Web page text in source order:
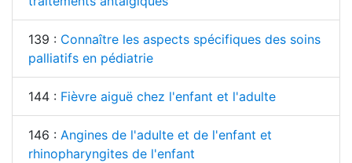
139 : Connaître les aspects spécifiques des soins
palliatifs en pédiatrie
144 : Fièvre aiguë chez l'enfant et l'adulte
146 : Angines de l'adulte et de l'enfant et
rhinopharyngites de l'enfant